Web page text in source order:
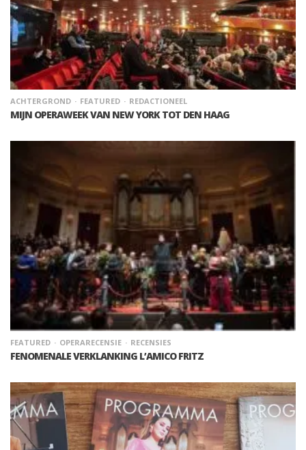
ACHTERGROND FEATURED REDACTIONEEL
MIJN OPERAWEEK VAN NEW YORK TOT DEN HAAG
FEATURED OPERARECENSIE RECENSIES
FENOMENALE VERKLANKING L’AMICO FRITZ